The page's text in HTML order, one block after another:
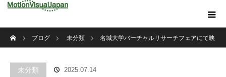
ブログ
未分類 名城大学バーチャルリサーチフェアにて映
未分類 2025.07.14